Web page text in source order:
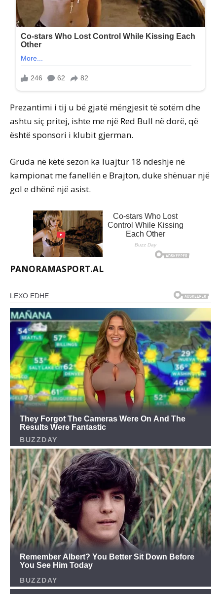
Prezantimi i tij u bë gjatë mëngjesit të sotëm dhe
ashtu siç pritej, ishte me një Red Bull në dorë, që
është sponsori i klubit gjerman.
Gruda në këtë sezon ka luajtur 18 ndeshje në
kampionat me fanellën e Brajton, duke shënuar një
gol e dhënë një asist.
PANORAMASPORT.AL